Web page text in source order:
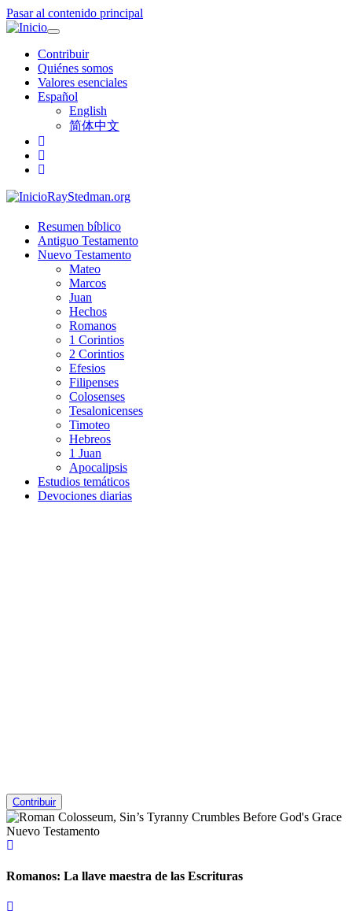
Pasar al contenido principal
Toggle
navigation
Contribuir
Quiénes somos
Valores esenciales
Español
English
简体中文
RayStedman.org
Resumen bíblico
Antiguo Testamento
Nuevo Testamento
Mateo
Marcos
Juan
Hechos
Romanos
1 Corintios
2 Corintios
Efesios
Filipenses
Colosenses
Tesalonicenses
Timoteo
Hebreos
1 Juan
Apocalipsis
Estudios temáticos
Devociones diarias
Contribuir
Nuevo Testamento
Romanos: La llave maestra de las Escrituras